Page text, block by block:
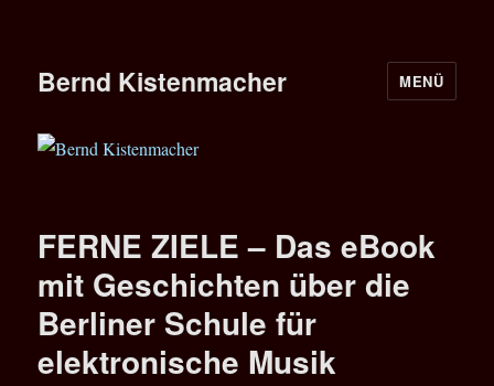
Bernd Kistenmacher MENÜ
FERNE ZIELE – Das eBook
mit Geschichten über die
Berliner Schule für
elektronische Musik